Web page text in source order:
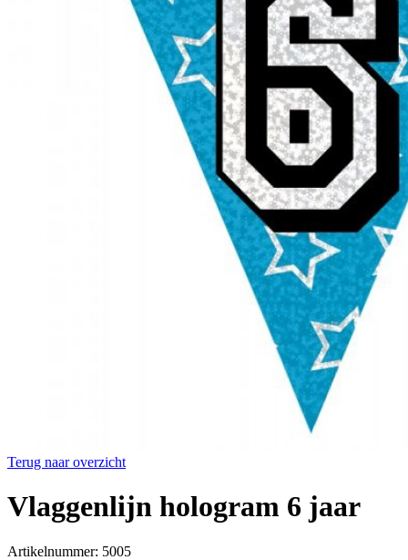
Terug naar overzicht
Vlaggenlijn hologram 6 jaar
Artikelnummer: 5005